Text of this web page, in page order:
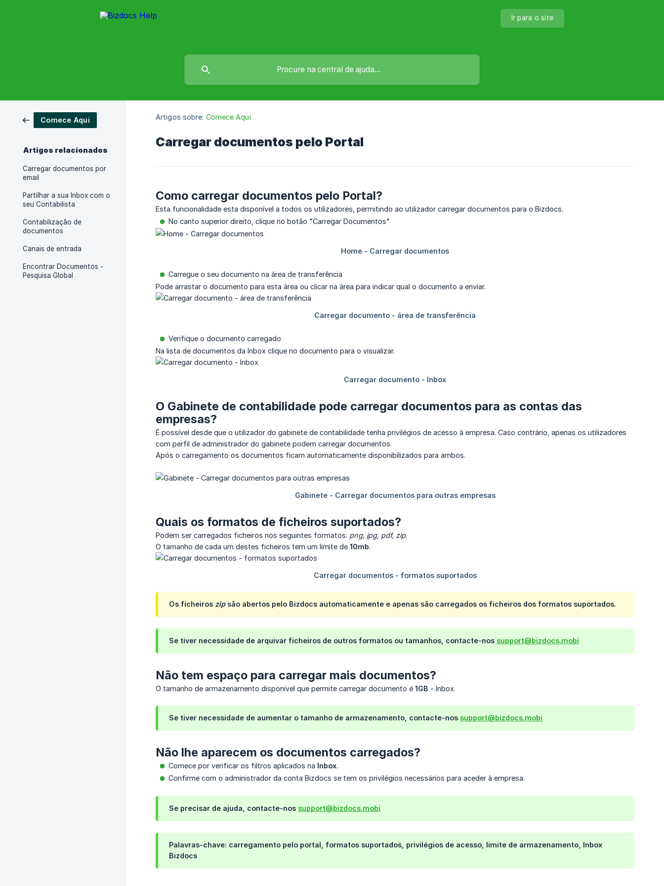
Ir para o site
Comece Aqui
Artigos relacionados
Carregar documentos por
email
Partilhar a sua Inbox com o
seu Contabilista
Contabilização de
documentos
Canais de entrada
Encontrar Documentos -
Pesquisa Global
Artigos sobre: Comece Aqui
Carregar documentos pelo Portal
Como carregar documentos pelo Portal?
Esta funcionalidade esta disponível a todos os utilizadores, permitindo ao utilizador carregar documentos para o Bizdocs.
No canto superior direito, clique no botão "Carregar Documentos"
Carregue o seu documento na área de transferência
Pode arrastar o documento para esta área ou clicar na área para indicar qual o documento a enviar.
Verifique o documento carregado
Na lista de documentos da Inbox clique no documento para o visualizar.
O Gabinete de contabilidade pode carregar documentos para as contas das
empresas?
É possível desde que o utilizador do gabinete de contabilidade tenha privilégios de acesso à empresa. Caso contrário, apenas os utilizadores
com perfil de administrador do gabinete podem carregar documentos.
Após o carregamento os documentos ficam automaticamente disponibilizados para ambos.
Quais os formatos de ficheiros suportados?
Podem ser carregados ficheiros nos seguintes formatos: png, jpg, pdf, zip.
O tamanho de cada um destes ficheiros tem um limite de 10mb.
Os ficheiros zipsão abertos pelo Bizdocs automaticamente e apenas são carregados os ficheiros dos formatos suportados.
Se tiver necessidade de arquivar ficheiros de outros formatos ou tamanhos, contacte-nos support@bizdocs.mobi
Não tem espaço para carregar mais documentos?
O tamanho de armazenamento disponível que permite carregar documento é 1GB - Inbox.
Se tiver necessidade de aumentar o tamanho de armazenamento, contacte-nos support@bizdocs.mobi
Não lhe aparecem os documentos carregados?
Comece por verificar os filtros aplicados na Inbox.
Confirme com o administrador da conta Bizdocs se tem os privilégios necessários para aceder à empresa.
Se precisar de ajuda, contacte-nos support@bizdocs.mobi
Palavras-chave: carregamento pelo portal, formatos suportados, privilégios de acesso, limite de armazenamento, Inbox
Bizdocs